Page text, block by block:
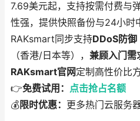
7.69美元起，支持按需付费与
性强，提供快照备份与24小时
RAKsmart同步支持DDoS防
（香港/日本等）， 兼顾入门需
RAKsmart官网定制高性价比方
👉免费试用： 点击抢占名额
💰限时优惠： 更多热门云服务